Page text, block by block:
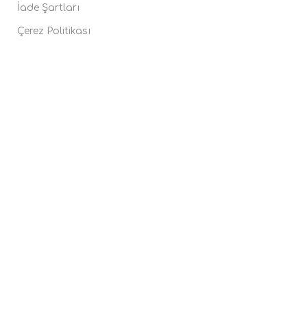
İade Şartları
Çerez Politikası